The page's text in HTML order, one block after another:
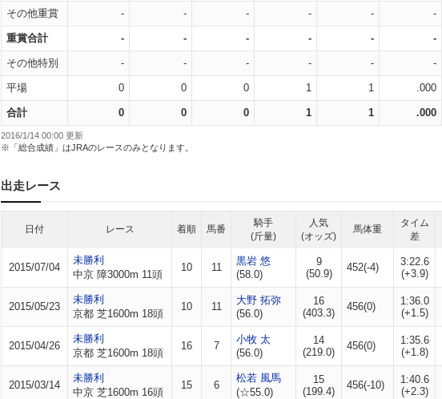
その他重賞
- - - - - -
重賞合計 - - - - - -
その他特別 - - - - - -
平場 0 0 0 1 1 .000
合計 0 0 0 1 1 .000
2016/1/14 00:00 更新
※「総合成績」はJRAのレースのみとなります。
出走レース
日付 レース 着順 馬番
騎手
(斤量)
人気
(オッズ)
馬体重
タイム
差
2015/07/04
未勝利
中京 障3000m 11頭
10 11
黒岩 悠
(58.0)
9
(50.9)
452(-4)
3:22.6
(+3.9)
2015/05/23
未勝利
京都 芝1600m 18頭
10 11
大野 拓弥
(56.0)
16
(403.3)
456(0)
1:36.0
(+1.5)
2015/04/26
未勝利
京都 芝1600m 18頭
16 7
小牧 太
(56.0)
14
(219.0)
456(0)
1:35.6
(+1.8)
2015/03/14
未勝利
中京 芝1600m 16頭
15 6
松若 風馬
(☆55.0)
15
(199.4)
456(-10)
1:40.6
(+2.3)